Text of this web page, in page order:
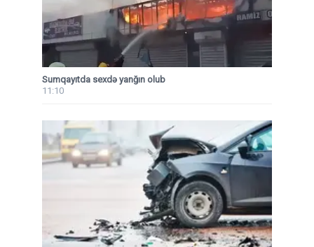
Sumqayıtda sexdə yanğın olub
11:10